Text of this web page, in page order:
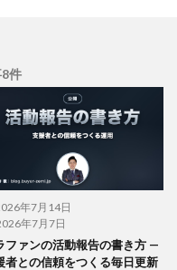
件
年7月14日
年7月7日
ファンの活動報告の書き方 —
者との信頼をつくる毎日更新